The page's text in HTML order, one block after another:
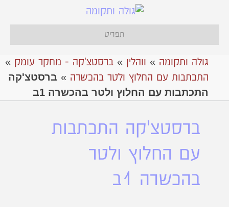
תפריט
גולה ותקומה » ווהלין » ברסטצ'קה - מחקר עומק »
התכתבות עם החלוץ ולטר בהכשרה » ברסטצ'קה
התכתבות עם החלוץ ולטר בהכשרה 1ב
ברסטצ'קה התכתבות
עם החלוץ ולטר
בהכשרה 1ב